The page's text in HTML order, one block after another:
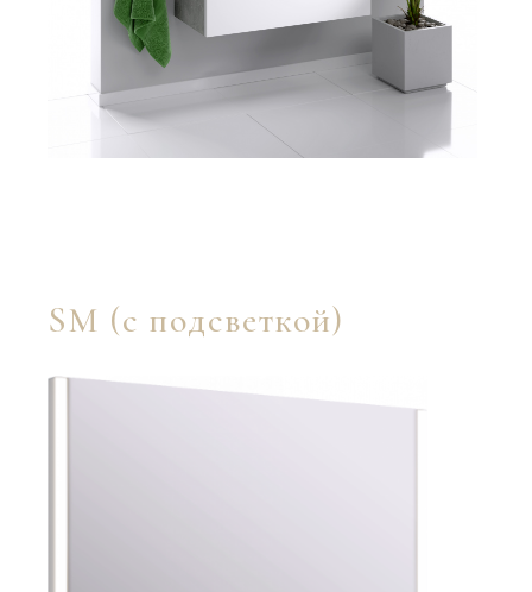
SM (с подсветкой)